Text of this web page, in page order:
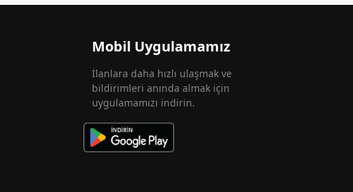
Mobil Uygulamamız
İlanlara daha hızlı ulaşmak ve
bildirimleri anında almak için
uygulamamızı indirin.